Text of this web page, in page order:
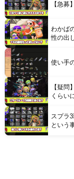
【急
わかば
性の出
使い手
【疑
くらい
スプラ
という